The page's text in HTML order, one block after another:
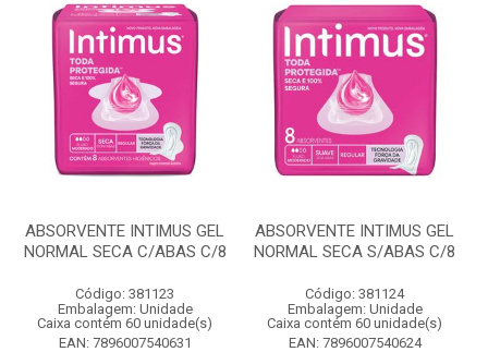
ABSORVENTE INTIMUS GEL
NORMAL SECA C/ABAS C/8
Código: 381123
Embalagem: Unidade
Caixa contém 60 unidade(s)
EAN: 7896007540631
ABSORVENTE INTIMUS GEL
NORMAL SECA S/ABAS C/8
Código: 381124
Embalagem: Unidade
Caixa contém 60 unidade(s)
EAN: 7896007540624